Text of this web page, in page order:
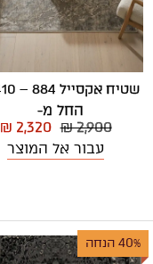
שטיח אקסייל 884 – 974410
החל מ-
₪ 2,900
₪ 2,320
עבור אל המוצר
40% הנחה